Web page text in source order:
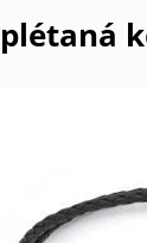
Splétaná